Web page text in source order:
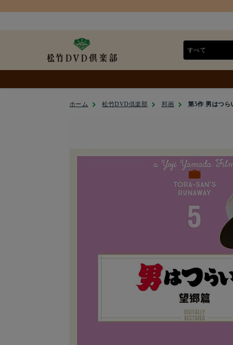
ホーム 松竹DVD倶楽部 邦画 第5作 男はつ